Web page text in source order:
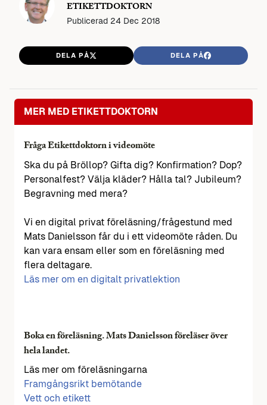
ETIKETTDOKTORN
Publicerad 24 Dec 2018
DELA PÅ DELA PÅ
MER MED ETIKETTDOKTORN
Fråga Etikettdoktorn i videomöte
Ska du på Bröllop? Gifta dig? Konfirmation? Dop?
Personalfest? Välja kläder? Hålla tal? Jubileum?
Begravning med mera?
Vi en digital privat föreläsning/frågestund med
Mats Danielsson får du i ett videomöte råden. Du
kan vara ensam eller som en föreläsning med
flera deltagare.
Läs mer om en digitalt privatlektion
Boka en föreläsning. Mats Danielsson föreläser över
hela landet.
Läs mer om föreläsningarna
Framgångsrikt bemötande
Vett och etikett